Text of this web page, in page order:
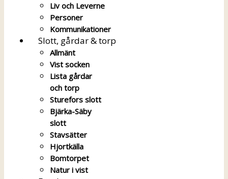
Liv och Leverne
Personer
Kommunikationer
Slott, gårdar & torp
Allmänt
Vist socken
Lista gårdar
och torp
Sturefors slott
Bjärka-Säby
slott
Stavsätter
Hjortkälla
Bomtorpet
Natur i vist